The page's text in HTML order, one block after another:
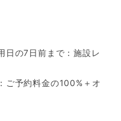
の7日前まで：施設レ
予約料金の100%＋オ